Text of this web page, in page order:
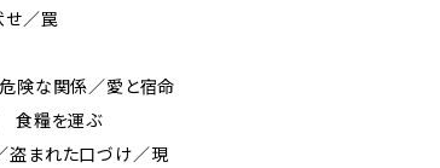
せ／罠
険な関係／愛と宿命
食糧を運ぶ
盗まれた口づけ／現